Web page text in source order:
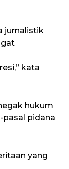
jurnalistik
kata
hukum
pasal pidana
yang